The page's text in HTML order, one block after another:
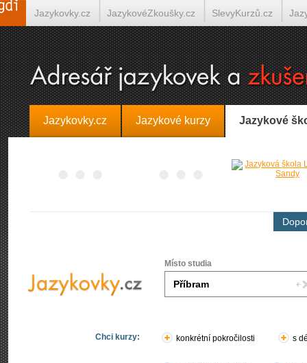
Jazykovky.cz Jazykové kurzy Jazykové
Místo studia
Chci kurzy: konkrétní pokročilosti s
Jazykovky.cz JazykovéZkoušky.cz SlevyKurzů.cz
Španělština on-line Italština on-line Tlumočení-